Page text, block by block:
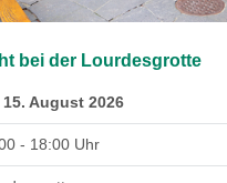
bei der Lourdesgrotte
15. August 2026
- 18:00 Uhr